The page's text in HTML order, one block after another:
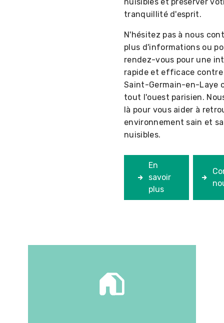
nuisibles et préserver
tranquillité d'esprit.
N'hésitez pas à nous
plus d'informations ou
rendez-vous pour une
rapide et efficace contre
Saint-Germain-en-Laye
tout l'ouest parisien.
là pour vous aider à
environnement sain et
nuisibles.
En
savoir
plus